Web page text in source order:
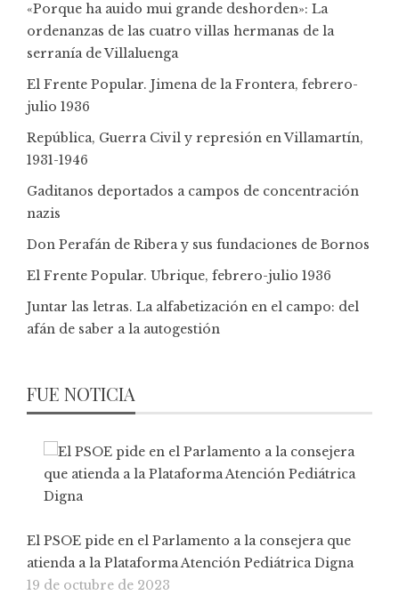
«Porque ha auido mui grande deshorden»: La
ordenanzas de las cuatro villas hermanas de la
serranía de Villaluenga
El Frente Popular. Jimena de la Frontera, febrero-
julio 1936
República, Guerra Civil y represión en Villamartín,
1931-1946
Gaditanos deportados a campos de concentración
nazis
Don Perafán de Ribera y sus fundaciones de Bornos
El Frente Popular. Ubrique, febrero-julio 1936
Juntar las letras. La alfabetización en el campo: del
afán de saber a la autogestión
FUE NOTICIA
El PSOE pide en el Parlamento a la consejera que
atienda a la Plataforma Atención Pediátrica Digna
19 de octubre de 2023